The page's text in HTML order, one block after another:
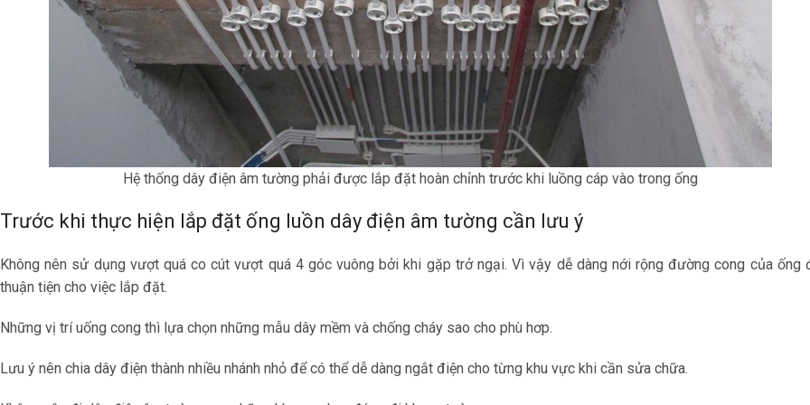
Hệ thống dây điện âm tường phải được lắp đặt hoàn chỉnh trước khi luồng cáp vào trong ống
Trước khi thực hiện lắp đặt ống luồn dây điện âm tường cần lưu ý
Không nên sử dụng vượt quá co cút vượt quá 4 góc vuông bởi khi gặp trở ngại. Vì vậy dễ dàng nới rộng đường cong của ống
thuận tiện cho việc lắp đặt.
Những vị trí uống cong thì lựa chọn những mẫu dây mềm và chống cháy sao cho phù hơp.
Lưu ý nên chia dây điện thành nhiều nhánh nhỏ để có thể dễ dàng ngắt điện cho từng khu vực khi cần sửa chữa.